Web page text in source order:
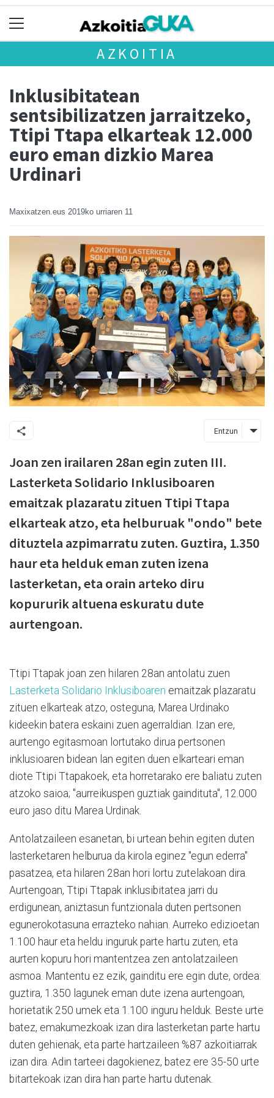
AZKOITIA
Inklusibitatean
sentsibilizatzen jarraitzeko,
Ttipi Ttapa elkarteak 12.000
euro eman dizkio Marea
Urdinari
Maxixatzen.eus 2019ko urriaren 11
Entzun
Joan zen irailaren 28an egin zuten III.
Lasterketa Solidario Inklusiboaren
emaitzak plazaratu zituen Ttipi Ttapa
elkarteak atzo, eta helburuak "ondo" bete
dituztela azpimarratu zuten. Guztira, 1.350
haur eta helduk eman zuten izena
lasterketan, eta orain arteko diru
kopururik altuena eskuratu dute
aurtengoan.
Ttipi Ttapak joan zen hilaren 28an antolatu zuen
Lasterketa Solidario Inklusiboaren emaitzak plazaratu
zituen elkarteak atzo, osteguna, Marea Urdinako
kideekin batera eskaini zuen agerraldian. Izan ere,
aurtengo egitasmoan lortutako dirua pertsonen
inklusioaren bidean lan egiten duen elkarteari eman
diote Ttipi Ttapakoek, eta horretarako ere baliatu zuten
atzoko saioa; "aurreikuspen guztiak gaindituta", 12.000
euro jaso ditu Marea Urdinak.
Antolatzaileen esanetan, bi urtean behin egiten duten
lasterketaren helburua da kirola eginez "egun ederra"
pasatzea, eta hilaren 28an hori lortu zutelakoan dira.
Aurtengoan, Ttipi Ttapak inklusibitatea jarri du
erdigunean, aniztasun funtzionala duten pertsonen
egunerokotasuna errazteko nahian. Aurreko edizioetan
1.100 haur eta heldu inguruk parte hartu zuten, eta
aurten kopuru hori mantentzea zen antolatzaileen
asmoa. Mantentu ez ezik, gainditu ere egin dute, ordea:
guztira, 1.350 lagunek eman dute izena aurtengoan,
horietatik 250 umek eta 1.100 inguru helduk. Beste urte
batez, emakumezkoak izan dira lasterketan parte hartu
duten gehienak, eta parte hartzaileen %87 azkoitiarrak
izan dira. Adin tarteei dagokienez, batez ere 35-50 urte
bitartekoak izan dira han parte hartu dutenak.